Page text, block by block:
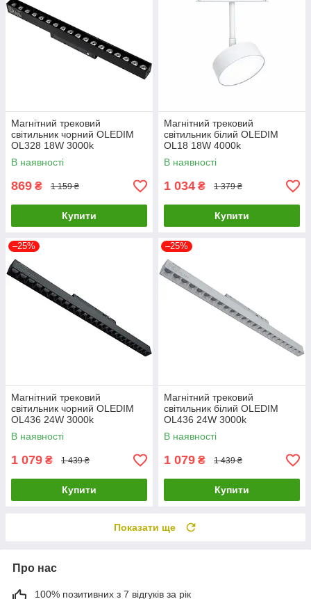
Магнітний трековий
світильник чорний OLEDIM
OL328 18W 3000k
В наявності
869 ₴ 1 159 ₴
Купити
Магнітний трековий
світильник білий OLEDIM
OL18 18W 4000k
В наявності
1 034 ₴ 1 379 ₴
Купити
–25%
Магнітний трековий
світильник чорний OLEDIM
OL436 24W 3000k
В наявності
1 079 ₴ 1 439 ₴
Купити
–25%
Магнітний трековий
світильник білий OLEDIM
OL436 24W 3000k
В наявності
1 079 ₴ 1 439 ₴
Купити
Показати ще
Про нас
100% позитивних з 7 відгуків за рік